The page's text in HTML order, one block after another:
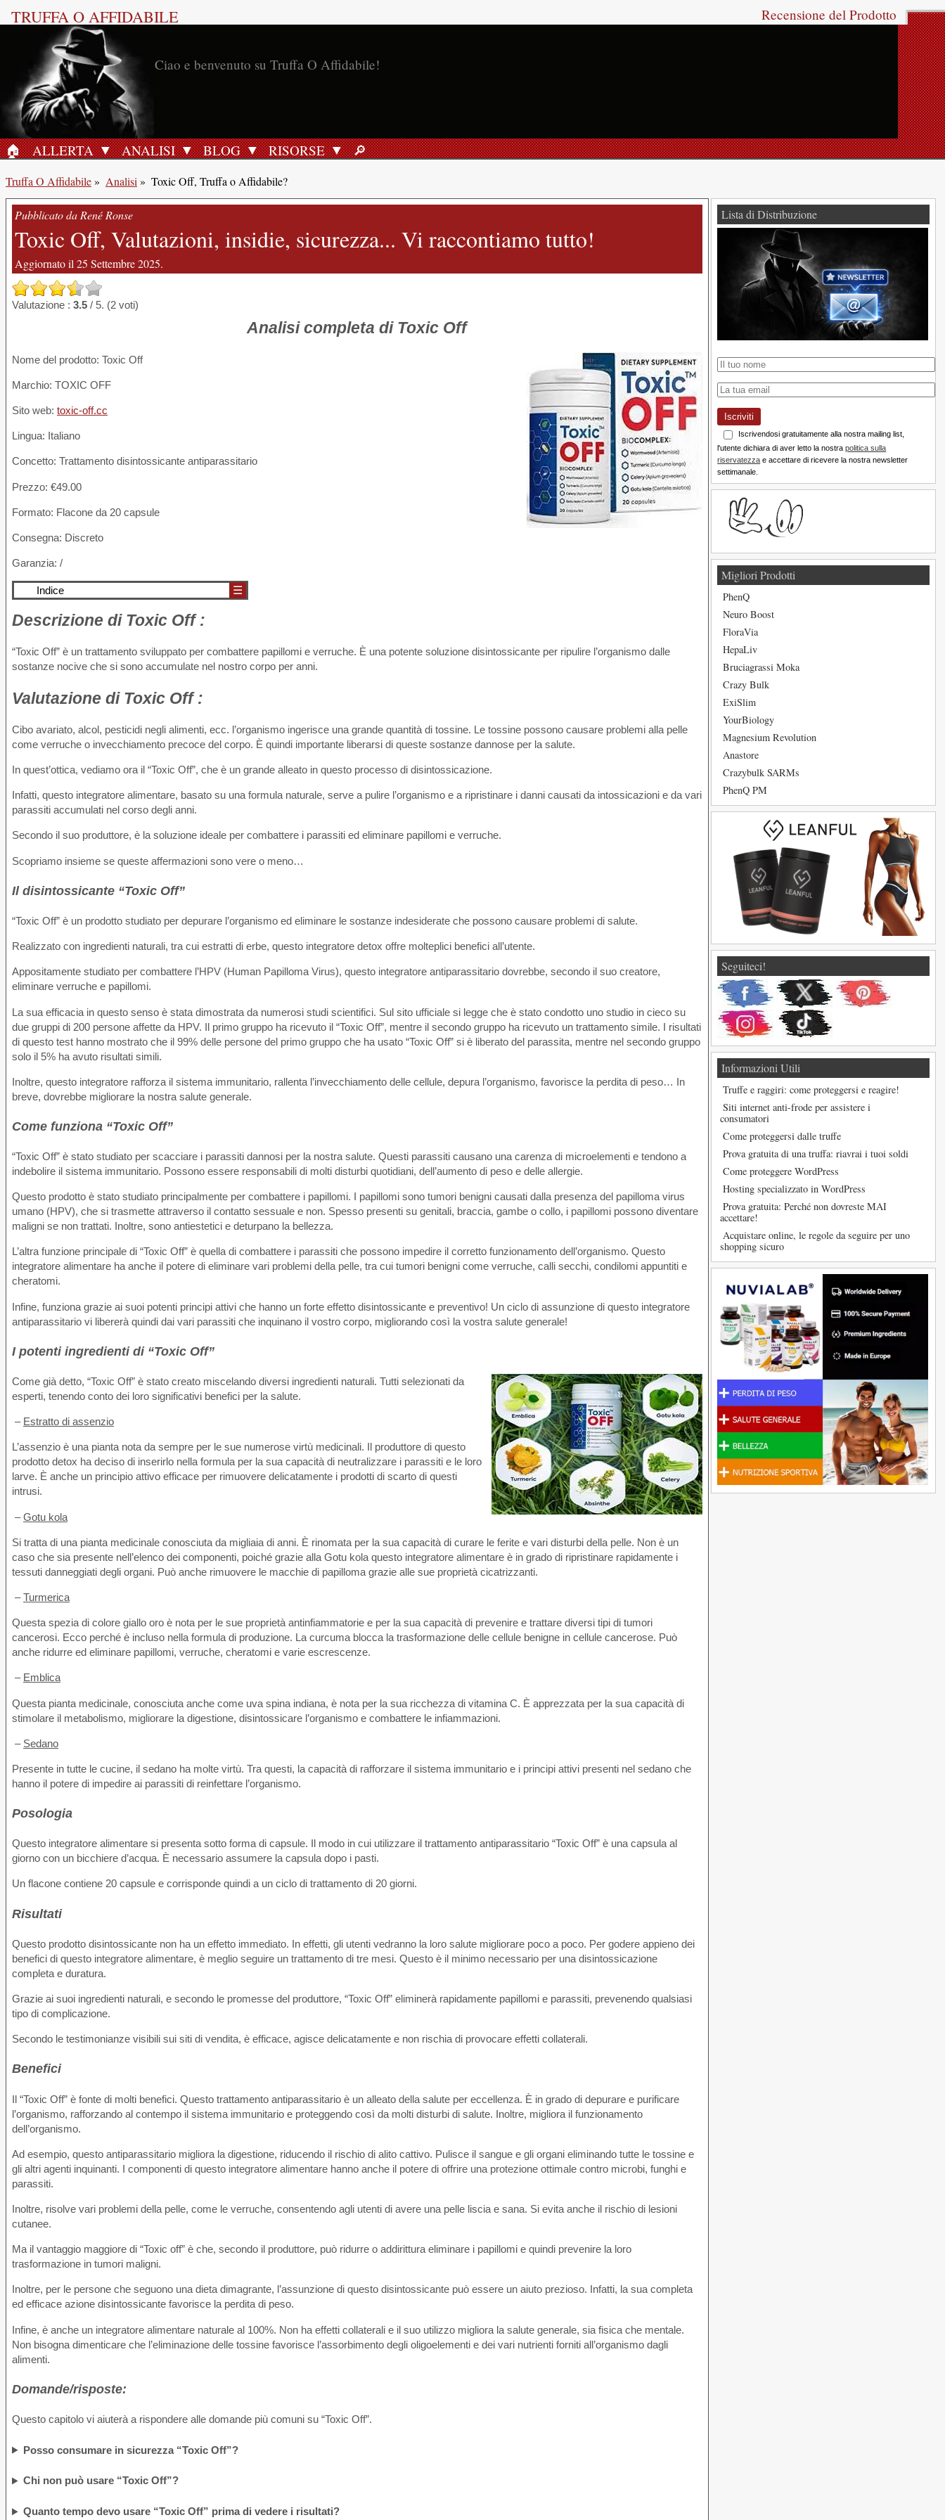
TRUFFA O AFFIDABILE Recensione del Prodotto
HOME
🏠︎ ALLERTA ANALISI BLOG RISORSE RICERCA
🔎︎
Truffa O Affidabile» Analisi» Toxic Off, Truffa o Affidabile?
Pubblicato da René Ronse
Toxic Off, Valutazioni, insidie, sicurezza... Vi raccontiamo tutto!
Aggiornato il 25 Settembre 2025.
Valutazione : 3.5 / 5. (2 voti)
Analisi completa di Toxic Off
Nome del prodotto: Toxic Off
Marchio: TOXIC OFF
Sito web: toxic-off.cc
Lingua: Italiano
Concetto: Trattamento disintossicante antiparassitario
Prezzo: €49.00
Formato: Flacone da 20 capsule
Consegna: Discreto
Garanzia: /
Indice ☰
Descrizione di Toxic Off :
“Toxic Off” è un trattamento sviluppato per combattere papillomi e verruche. È una potente soluzione disintossicante per ripulire l’organismo dalle
sostanze nocive che si sono accumulate nel nostro corpo per anni.
Valutazione di Toxic Off :
Cibo avariato, alcol, pesticidi negli alimenti, ecc. l’organismo ingerisce una grande quantità di tossine. Le tossine possono causare problemi alla pelle
come verruche o invecchiamento precoce del corpo. È quindi importante liberarsi di queste sostanze dannose per la salute.
In quest’ottica, vediamo ora il “Toxic Off”, che è un grande alleato in questo processo di disintossicazione.
Infatti, questo integratore alimentare, basato su una formula naturale, serve a pulire l’organismo e a ripristinare i danni causati da intossicazioni e da vari
parassiti accumulati nel corso degli anni.
Secondo il suo produttore, è la soluzione ideale per combattere i parassiti ed eliminare papillomi e verruche.
Scopriamo insieme se queste affermazioni sono vere o meno…
Il disintossicante “Toxic Off”
“Toxic Off” è un prodotto studiato per depurare l’organismo ed eliminare le sostanze indesiderate che possono causare problemi di salute.
Realizzato con ingredienti naturali, tra cui estratti di erbe, questo integratore detox offre molteplici benefici all’utente.
Appositamente studiato per combattere l’HPV (Human Papilloma Virus), questo integratore antiparassitario dovrebbe, secondo il suo creatore,
eliminare verruche e papillomi.
La sua efficacia in questo senso è stata dimostrata da numerosi studi scientifici. Sul sito ufficiale si legge che è stato condotto uno studio in cieco su
due gruppi di 200 persone affette da HPV. Il primo gruppo ha ricevuto il “Toxic Off”, mentre il secondo gruppo ha ricevuto un trattamento simile. I risultati
di questo test hanno mostrato che il 99% delle persone del primo gruppo che ha usato “Toxic Off” si è liberato del parassita, mentre nel secondo gruppo
solo il 5% ha avuto risultati simili.
Inoltre, questo integratore rafforza il sistema immunitario, rallenta l’invecchiamento delle cellule, depura l’organismo, favorisce la perdita di peso… In
breve, dovrebbe migliorare la nostra salute generale.
Come funziona “Toxic Off”
“Toxic Off” è stato studiato per scacciare i parassiti dannosi per la nostra salute. Questi parassiti causano una carenza di microelementi e tendono a
indebolire il sistema immunitario. Possono essere responsabili di molti disturbi quotidiani, dell’aumento di peso e delle allergie.
Questo prodotto è stato studiato principalmente per combattere i papillomi. I papillomi sono tumori benigni causati dalla presenza del papilloma virus
umano (HPV), che si trasmette attraverso il contatto sessuale e non. Spesso presenti su genitali, braccia, gambe o collo, i papillomi possono diventare
maligni se non trattati. Inoltre, sono antiestetici e deturpano la bellezza.
L’altra funzione principale di “Toxic Off” è quella di combattere i parassiti che possono impedire il corretto funzionamento dell’organismo. Questo
integratore alimentare ha anche il potere di eliminare vari problemi della pelle, tra cui tumori benigni come verruche, calli secchi, condilomi appuntiti e
cheratomi.
Infine, funziona grazie ai suoi potenti principi attivi che hanno un forte effetto disintossicante e preventivo! Un ciclo di assunzione di questo integratore
antiparassitario vi libererà quindi dai vari parassiti che inquinano il vostro corpo, migliorando così la vostra salute generale!
I potenti ingredienti di “Toxic Off”
Come già detto, “Toxic Off” è stato creato miscelando diversi ingredienti naturali. Tutti selezionati da
esperti, tenendo conto dei loro significativi benefici per la salute.
– Estratto di assenzio
L’assenzio è una pianta nota da sempre per le sue numerose virtù medicinali. Il produttore di questo
prodotto detox ha deciso di inserirlo nella formula per la sua capacità di neutralizzare i parassiti e le loro
larve. È anche un principio attivo efficace per rimuovere delicatamente i prodotti di scarto di questi
intrusi.
–Gotu kola
Si tratta di una pianta medicinale conosciuta da migliaia di anni. È rinomata per la sua capacità di curare le ferite e vari disturbi della pelle. Non è un
caso che sia presente nell’elenco dei componenti, poiché grazie alla Gotu kola questo integratore alimentare è in grado di ripristinare rapidamente i
tessuti danneggiati degli organi. Può anche rimuovere le macchie di papilloma grazie alle sue proprietà cicatrizzanti.
–Turmerica
Questa spezia di colore giallo oro è nota per le sue proprietà antinfiammatorie e per la sua capacità di prevenire e trattare diversi tipi di tumori
cancerosi. Ecco perché è incluso nella formula di produzione. La curcuma blocca la trasformazione delle cellule benigne in cellule cancerose. Può
anche ridurre ed eliminare papillomi, verruche, cheratomi e varie escrescenze.
– Emblica
Questa pianta medicinale, conosciuta anche come uva spina indiana, è nota per la sua ricchezza di vitamina C. È apprezzata per la sua capacità di
stimolare il metabolismo, migliorare la digestione, disintossicare l’organismo e combattere le infiammazioni.
– Sedano
Presente in tutte le cucine, il sedano ha molte virtù. Tra questi, la capacità di rafforzare il sistema immunitario e i principi attivi presenti nel sedano che
hanno il potere di impedire ai parassiti di reinfettare l’organismo.
Posologia
Questo integratore alimentare si presenta sotto forma di capsule. Il modo in cui utilizzare il trattamento antiparassitario “Toxic Off” è una capsula al
giorno con un bicchiere d’acqua. È necessario assumere la capsula dopo i pasti.
Un flacone contiene 20 capsule e corrisponde quindi a un ciclo di trattamento di 20 giorni.
Risultati
Questo prodotto disintossicante non ha un effetto immediato. In effetti, gli utenti vedranno la loro salute migliorare poco a poco. Per godere appieno dei
benefici di questo integratore alimentare, è meglio seguire un trattamento di tre mesi. Questo è il minimo necessario per una disintossicazione
completa e duratura.
Grazie ai suoi ingredienti naturali, e secondo le promesse del produttore, “Toxic Off” eliminerà rapidamente papillomi e parassiti, prevenendo qualsiasi
tipo di complicazione.
Secondo le testimonianze visibili sui siti di vendita, è efficace, agisce delicatamente e non rischia di provocare effetti collaterali.
Benefici
Il “Toxic Off” è fonte di molti benefici. Questo trattamento antiparassitario è un alleato della salute per eccellenza. È in grado di depurare e purificare
l’organismo, rafforzando al contempo il sistema immunitario e proteggendo così da molti disturbi di salute. Inoltre, migliora il funzionamento
dell’organismo.
Ad esempio, questo antiparassitario migliora la digestione, riducendo il rischio di alito cattivo. Pulisce il sangue e gli organi eliminando tutte le tossine e
gli altri agenti inquinanti. I componenti di questo integratore alimentare hanno anche il potere di offrire una protezione ottimale contro microbi, funghi e
parassiti.
Inoltre, risolve vari problemi della pelle, come le verruche, consentendo agli utenti di avere una pelle liscia e sana. Si evita anche il rischio di lesioni
cutanee.
Ma il vantaggio maggiore di “Toxic off” è che, secondo il produttore, può ridurre o addirittura eliminare i papillomi e quindi prevenire la loro
trasformazione in tumori maligni.
Inoltre, per le persone che seguono una dieta dimagrante, l’assunzione di questo disintossicante può essere un aiuto prezioso. Infatti, la sua completa
ed efficace azione disintossicante favorisce la perdita di peso.
Infine, è anche un integratore alimentare naturale al 100%. Non ha effetti collaterali e il suo utilizzo migliora la salute generale, sia fisica che mentale.
Non bisogna dimenticare che l’eliminazione delle tossine favorisce l’assorbimento degli oligoelementi e dei vari nutrienti forniti all’organismo dagli
alimenti.
Domande/risposte:
Questo capitolo vi aiuterà a rispondere alle domande più comuni su “Toxic Off”.
Posso consumare in sicurezza “Toxic Off”?
Chi non può usare “Toxic Off”?
Quanto tempo devo usare “Toxic Off” prima di vedere i risultati?
Lista di Distribuzione
Iscriviti
Iscrivendosi gratuitamente alla nostra mailing list,
l'utente dichiara di aver letto la nostrapolitica sulla
riservatezza e accettare di ricevere la nostra newsletter
settimanale.
Migliori Prodotti
PhenQ
Neuro Boost
FloraVia
HepaLiv
Bruciagrassi Moka
Crazy Bulk
ExiSlim
YourBiology
Magnesium Revolution
Anastore
Crazybulk SARMs
PhenQ PM
Seguiteci!
Informazioni Utili
Truffe e raggiri: come proteggersi e reagire!
Siti internet anti-frode per assistere i
consumatori
Come proteggersi dalle truffe
Prova gratuita di una truffa: riavrai i tuoi soldi
Come proteggere WordPress
Hosting specializzato in WordPress
Prova gratuita: Perché non dovreste MAI
accettare!
Acquistare online, le regole da seguire per uno
shopping sicuro